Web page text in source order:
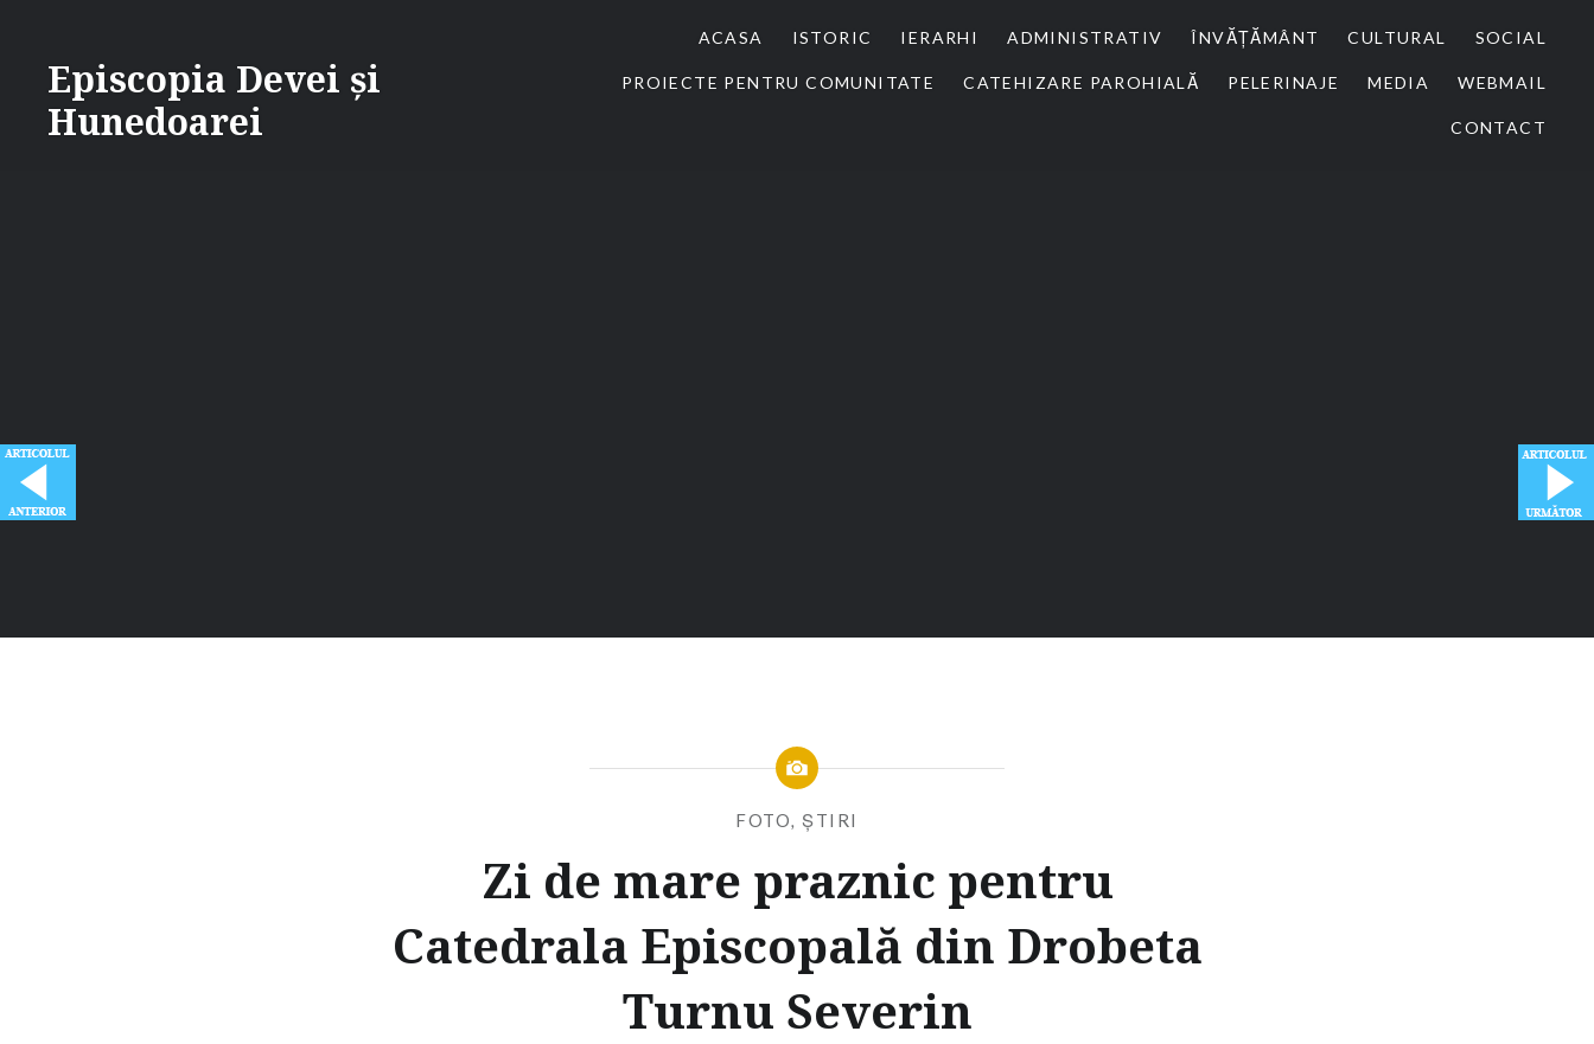
contentEpiscopia Devei și
Hunedoarei
ACASA ISTORIC IERARHI ADMINISTRATIV ÎNVĂȚĂMÂNT CULTURAL SOCIAL
PROIECTE PENTRU COMUNITATE CATEHIZARE PAROHIALĂ PELERINAJE MEDIA WEBMAIL
CONTACT
FOTO ,ȘTIRI
Zi de mare praznic pentru
Catedrala Episcopală din Drobeta
Turnu Severin